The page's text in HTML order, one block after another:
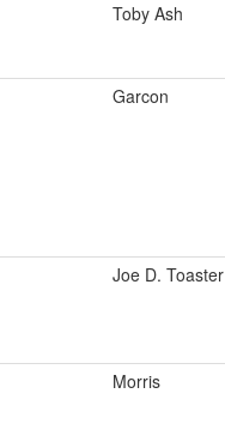
Toby Ash
Garcon
Joe D. Toaster
Morris